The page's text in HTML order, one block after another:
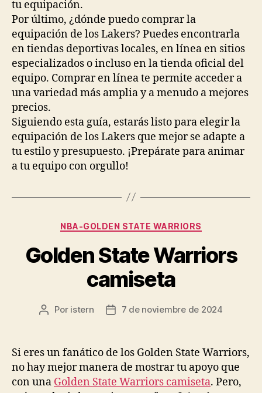
tu equipación.
Por último, ¿dónde puedo comprar la
equipación de los Lakers? Puedes encontrarla
en tiendas deportivas locales, en línea en sitios
especializados o incluso en la tienda oficial del
equipo. Comprar en línea te permite acceder a
una variedad más amplia y a menudo a mejores
precios.
Siguiendo esta guía, estarás listo para elegir la
equipación de los Lakers que mejor se adapte a
tu estilo y presupuesto. ¡Prepárate para animar
a tu equipo con orgullo!
Categorías
NBA-GOLDEN STATE WARRIORS
Golden State Warriors
camiseta
Autor
entrada
Por istern
Fecha
entrada
7 de noviembre de 2024
Si eres un fanático de los Golden State Warriors,
no hay mejor manera de mostrar tu apoyo que
con una Golden State Warriors camiseta. Pero,